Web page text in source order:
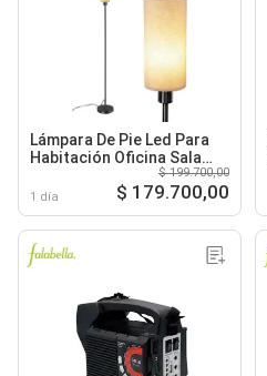
Lámpara De Pie Led Para
Habitación Oficina Sala
1 día
$ 199.700,00
$ 179.700,00